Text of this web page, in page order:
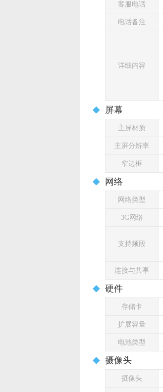
客服电话
电话备注
详细内容
屏幕
主屏材质
主屏分辨率
窄边框
网络
网络类型
3G网络
支持频段
连接与共享
硬件
存储卡
扩展容量
电池类型
摄像头
摄像头